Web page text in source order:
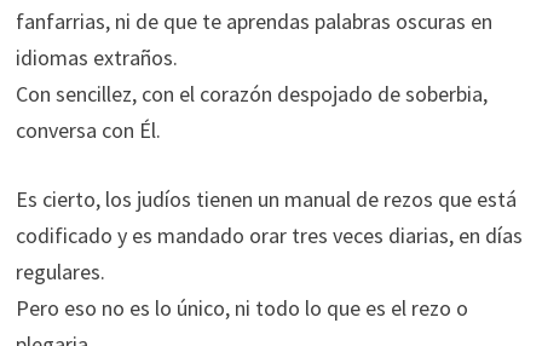
fanfarrias, ni de que te aprendas palabras oscuras en
idiomas extraños.
Con sencillez, con el corazón despojado de soberbia,
conversa con Él.
Es cierto, los judíos tienen un manual de rezos que está
codificado y es mandado orar tres veces diarias, en días
regulares.
Pero eso no es lo único, ni todo lo que es el rezo o